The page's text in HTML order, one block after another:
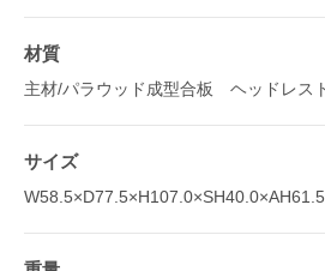
材質
主材/パラウッド成型合板 ヘッドレス
サイズ